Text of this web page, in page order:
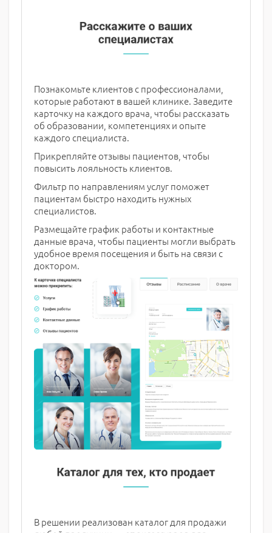
Познакомьте клиентов с профессионалами,
которые работают в вашей клинике. Заведите
карточку на каждого врача, чтобы рассказать
об образовании, компетенциях и опыте
каждого специалиста.
Прикрепляйте отзывы пациентов, чтобы
повысить лояльность клиентов.
Фильтр по направлениям услуг поможет
пациентам быстро находить нужных
специалистов.
Размещайте график работы и контактные
данные врача, чтобы пациенты могли выбрать
удобное время посещения и быть на связи с
доктором.
В решении реализован каталог для продажи